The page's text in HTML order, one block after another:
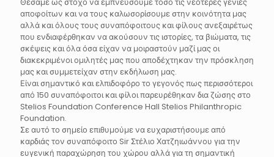
αποφοίτων και να τους καλωσορίσουμε στην κοινότητα μας
αλλά και όλους τους συναπόφοιτους και φίλους ανεξαιρέτως
που ενδιαφέρθηκαν να ακούσουν τις ιστορίες, τα βιώματα, τις
σκέψεις και όλα όσα είχαν να μοιραστούν μαζί μας οι
διακεκριμένοι ομιλητές μας που αποδέχτηκαν την πρόσκληση
μας και συμμετείχαν στην εκδήλωση μας.
Είναι σημαντικό και ελπιδοφόρο το γεγονός πως περισσότεροι
από 150 συναπόφοιτοι και φίλοι παρευρέθηκαν δια ζώσης στο
Stelios Foundation Conference Hall Stelios Philanthropic
Foundation.
Σε αυτό το σημείο επιθυμούμε να ευχαριστήσουμε από
καρδιάς τον συναπόφοιτο Sir Στέλιο Χατζηιωάννου για την
ευγενική παραχώρηση του χώρου αλλά για τη σημαντική